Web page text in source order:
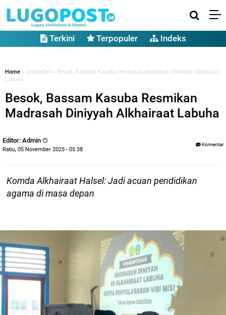
Terkini Terpopuler Indeks
Home » Unlabelled » Besok, Bassam Kasuba Resmikan Madrasah Diniyyah Alkhairaat
Labuha
Besok, Bassam Kasuba Resmikan
Madrasah Diniyyah Alkhairaat Labuha
Editor: Admin
Rabu, 05 November 2025 - 05.38
Komentar
Komda Alkhairaat Halsel: Jadi acuan pendidikan
agama di masa depan